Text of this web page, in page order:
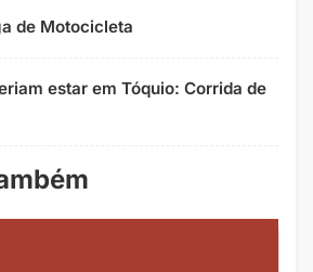
de Motocicleta
estar em Tóquio: Corrida de